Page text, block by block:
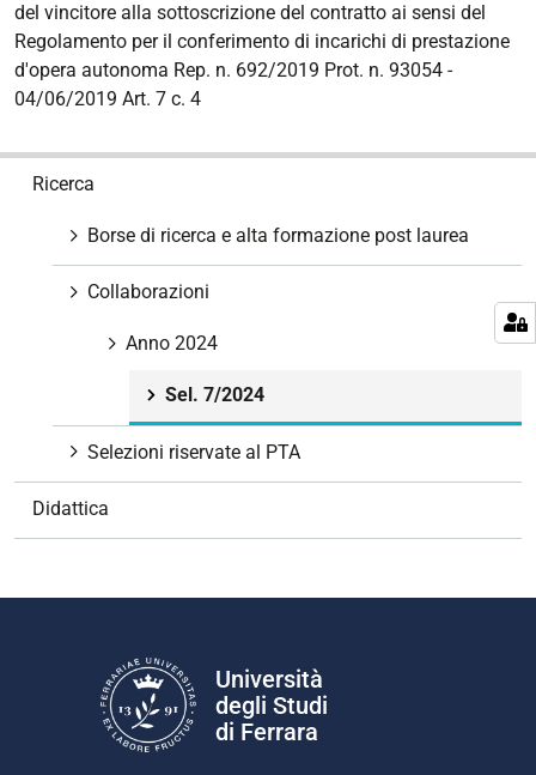
del vincitore alla sottoscrizione del contratto ai sensi del
Regolamento per il conferimento di incarichi di prestazione
d'opera autonoma Rep. n. 692/2019 Prot. n. 93054 -
04/06/2019 Art. 7 c. 4
Ricerca
Borse di ricerca e alta formazione post laurea
Collaborazioni
Anno 2024
Sel. 7/2024
Selezioni riservate al PTA
Didattica
Università
degli Studi
di Ferrara